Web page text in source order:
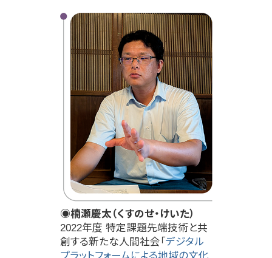
◉楠瀬慶太（くすのせ・けいた）
2022年度 特定課題先端技術と共
創する新たな人間社会「 デジタル
プラットフォームによる地域の文化